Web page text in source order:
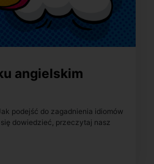
angielskim
podejść do zagadnienia idiomów
dowiedzieć, przeczytaj nasz